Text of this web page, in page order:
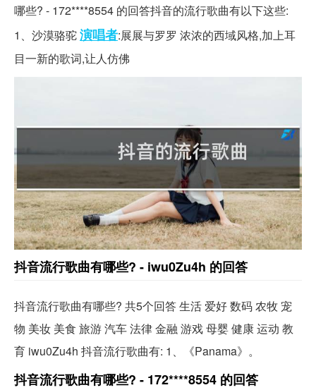
哪些? - 172****8554 的回答抖音的流行歌曲有以下这些:
1、沙漠骆驼演唱者:展展与罗罗 浓浓的西域风格,加上耳
目一新的歌词,让人仿佛
抖音流行歌曲有哪些? - iwu0Zu4h 的回答
抖音流行歌曲有哪些? 共5个回答 生活 爱好 数码 农牧 宠
物 美妆 美食 旅游 汽车 法律 金融 游戏 母婴 健康 运动 教
育 iwu0Zu4h 抖音流行歌曲有: 1、《Panama》。
抖音流行歌曲有哪些? - 172****8554 的回答